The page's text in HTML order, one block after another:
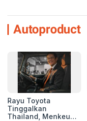
Autoproduct
Rayu Toyota
Tinggalkan
Thailand, Menkeu